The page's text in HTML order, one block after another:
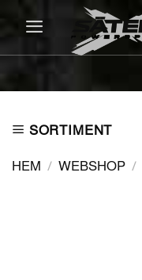
SORTIMENT
HEM / WEBSHOP /